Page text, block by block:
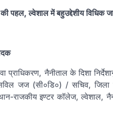
पहल, ल्वेशाल में बहुउद्देशीय विधिक
प्राधिकरण, नैनीताल के दिशा
जज (सी०डि०) / सचिव, जिला
राजकीय इण्टर कॉलेज, ल्वेशाल,